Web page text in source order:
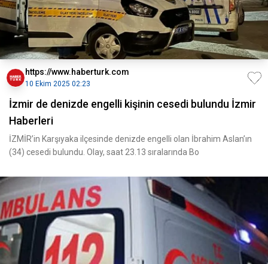
https://www.haberturk.com
10 Ekim 2025 02:23
İzmir de denizde engelli kişinin cesedi bulundu İzmir
Haberleri
İZMİR’in Karşıyaka ilçesinde denizde engelli olan İbrahim Aslan’ın
(34) cesedi bulundu. Olay, saat 23.13 sıralarında Bo